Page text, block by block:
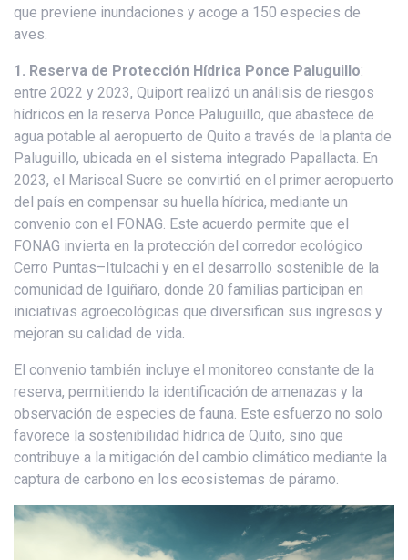
que previene inundaciones y acoge a 150 especies de
aves.
1. Reserva de Protección Hídrica Ponce Paluguillo:
entre 2022 y 2023, Quiport realizó un análisis de riesgos
hídricos en la reserva Ponce Paluguillo, que abastece de
agua potable al aeropuerto de Quito a través de la planta de
Paluguillo, ubicada en el sistema integrado Papallacta. En
2023, el Mariscal Sucre se convirtió en el primer aeropuerto
del país en compensar su huella hídrica, mediante un
convenio con el FONAG. Este acuerdo permite que el
FONAG invierta en la protección del corredor ecológico
Cerro Puntas–Itulcachi y en el desarrollo sostenible de la
comunidad de Iguiñaro, donde 20 familias participan en
iniciativas agroecológicas que diversifican sus ingresos y
mejoran su calidad de vida.
El convenio también incluye el monitoreo constante de la
reserva, permitiendo la identificación de amenazas y la
observación de especies de fauna. Este esfuerzo no solo
favorece la sostenibilidad hídrica de Quito, sino que
contribuye a la mitigación del cambio climático mediante la
captura de carbono en los ecosistemas de páramo.